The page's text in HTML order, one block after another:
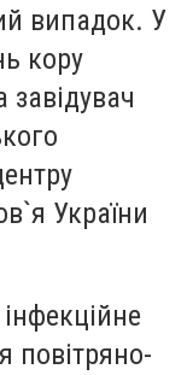
випадок. У
кору
України
повітряно-